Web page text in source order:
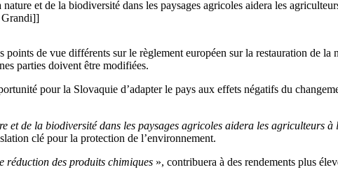
et de la biodiversité dans les paysages agricoles aidera les
de vue différents sur le règlement européen sur la restauration de la
parties doivent être modifiées.
pour la Slovaquie d’adapter le pays aux effets négatifs du
et de la biodiversité dans les paysages agricoles aidera les agriculteurs à
clé pour la protection de l’environnement.
réduction des produits chimiques », contribuera à des rendements plus